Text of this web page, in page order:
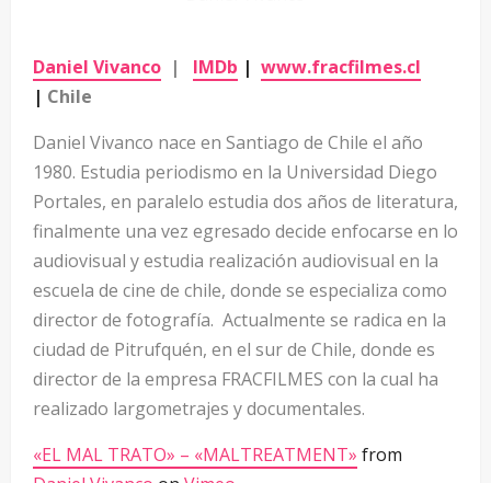
Daniel Vivanco | IMDb | www.fracfilmes.cl
| Chile
Daniel Vivanco nace en Santiago de Chile el año
1980. Estudia periodismo en la Universidad Diego
Portales, en paralelo estudia dos años de literatura,
finalmente una vez egresado decide enfocarse en lo
audiovisual y estudia realización audiovisual en la
escuela de cine de chile, donde se especializa como
director de fotografía. Actualmente se radica en la
ciudad de Pitrufquén, en el sur de Chile, donde es
director de la empresa FRACFILMES con la cual ha
realizado largometrajes y documentales.
«EL MAL TRATO» – «MALTREATMENT» from